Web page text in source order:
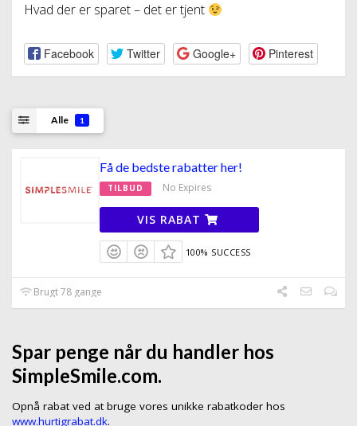
Hvad der er sparet – det er tjent
Facebook Twitter Google+ Pinterest
Alle 1
Få de bedste rabatter her!
TILBUD No Expires
VIS RABAT
100% SUCCESS
Brugt 78 gange
Spar penge når du handler hos
SimpleSmile.com.
Opnå rabat ved at bruge vores unikke rabatkoder hos
www.hurtigrabat.dk.